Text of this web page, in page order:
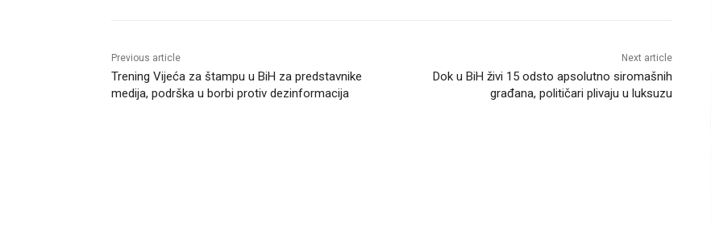
Previous article
Trening Vijeća za štampu u BiH za predstavnike
medija, podrška u borbi protiv dezinformacija
Next article
Dok u BiH živi 15 odsto apsolutno siromašnih
građana, političari plivaju u luksuzu